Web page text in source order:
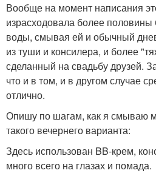
Вообще на момент написания
израсходовала более
воды, смывая ей и обычный
из туши и консилера, и более
сделанный на свадьбу друзей.
что и в том, и в другом случае
отлично.
Опишу по шагам, как я смываю
такого вечернего варианта:
Здесь использован BB-крем,
много всего на глазах и помада.